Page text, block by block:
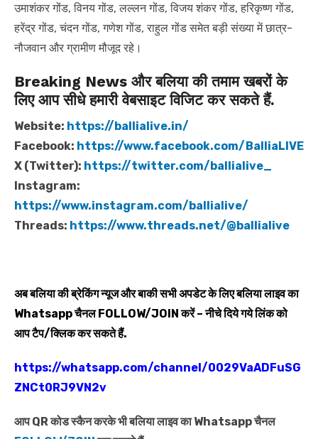
उमाशंकर गोंड, विनय गोंड, लल्लन गोंड, विजय शंकर गोंड, हरिकृष्ण गोंड,
हरेंद्र गोंड, चंदन गोंड, गणेश गोंड, राहुल गोंड समेत बड़ी संख्या में छात्र-
नौजवान और ग्रामीण मौजूद रहे।
Breaking News और बलिया की तमाम खबरों के
लिए आप सीधे हमारी वेबसाइट विजिट कर सकते हैं.
Website: https://ballialive.in/
Facebook: https://www.facebook.com/BalliaLIVE
X (Twitter): https://twitter.com/ballialive_
Instagram:
https://www.instagram.com/ballialive/
Threads: https://www.threads.net/@ballialive
अब बलिया की ब्रेकिंग न्यूज और बाकी सभी अपडेट के लिए बलिया लाइव का
WhatsappचैनलFOLLOW/JOINकरें – नीचे दिये गये लिंक को
आप टैप/क्लिक कर सकते हैं.
https://whatsapp.com/channel/0029VaADFuSG
ZNCt0RJ9VN2v
आप QR कोड स्कैन करके भी बलिया लाइव का Whatsapp चैनल